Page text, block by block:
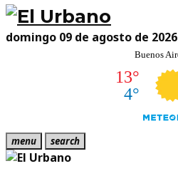
domingo 09 de agosto de 2026
menu search